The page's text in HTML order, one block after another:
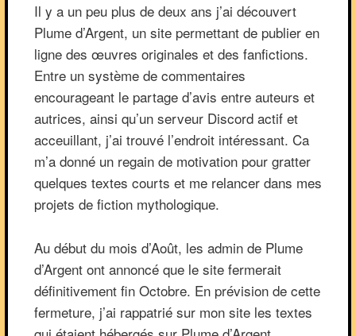
Il y a un peu plus de deux ans j’ai découvert
Plume d’Argent, un site permettant de publier en
ligne des œuvres originales et des fanfictions.
Entre un système de commentaires
encourageant le partage d’avis entre auteurs et
autrices, ainsi qu’un serveur Discord actif et
acceuillant, j’ai trouvé l’endroit intéressant. Ca
m’a donné un regain de motivation pour gratter
quelques textes courts et me relancer dans mes
projets de fiction mythologique.
Au début du mois d’Août, les admin de Plume
d’Argent ont annoncé que le site fermerait
définitivement fin Octobre. En prévision de cette
fermeture, j’ai rappatrié sur mon site les textes